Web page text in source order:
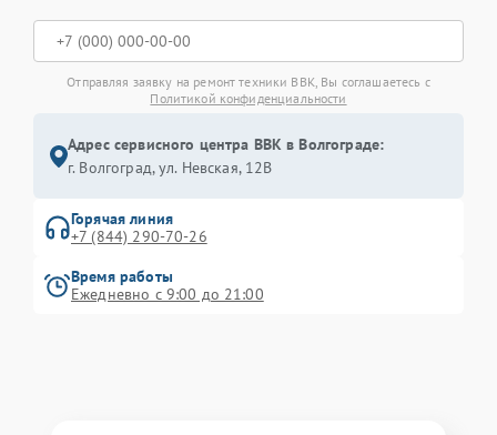
Отправляя заявку на ремонт техники BBK, Вы соглашаетесь с
Политикой конфиденциальности
Адрес сервисного центра BBK в Волгограде:
г. Волгоград, ул. Невская, 12В
Горячая линия
+7 (844) 290-70-26
Время работы
Ежедневно с 9:00 до 21:00